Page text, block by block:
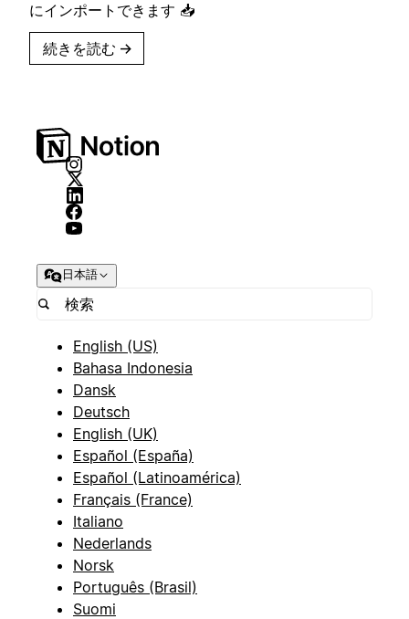
にインポートできます 📥
続きを読む →
日本語
English (US)
Bahasa Indonesia
Dansk
Deutsch
English (UK)
Español (España)
Español (Latinoamérica)
Français (France)
Italiano
Nederlands
Norsk
Português (Brasil)
Suomi